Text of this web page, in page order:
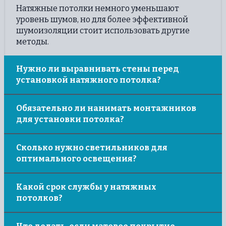
Натяжные потолки немного уменьшают
уровень шумов, но для более эффективной
шумоизоляции стоит использовать другие
методы.
Нужно ли выравнивать стены перед
установкой натяжного потолка?
красивее будет примыкать к ним натяжной
потолок.
Обязательно ли нанимать монтажников
для установки потолка?
при работе со светильниками лучше
довериться электромонтеру, так как работать с
электричеством без навыков очень опасно!
Сколько нужно светильников для
оптимального освещения?
так и десятком небольших светильников,
которые могут создавать интересные образы.
Какой срок службы у натяжных
потолков?